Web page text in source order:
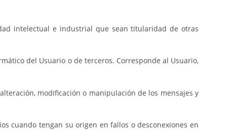
intelectual e industrial que sean titularidad de otras
del Usuario o de terceros. Corresponde al Usuario,
modificación o manipulación de los mensajes y
cuando tengan su origen en fallos o desconexiones en